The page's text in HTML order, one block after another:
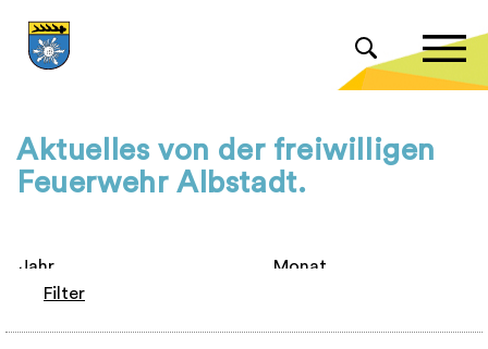
Aktuelles von der freiwilligen
Feuerwehr Albstadt.
Filter